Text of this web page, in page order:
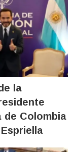
la
de Colombia